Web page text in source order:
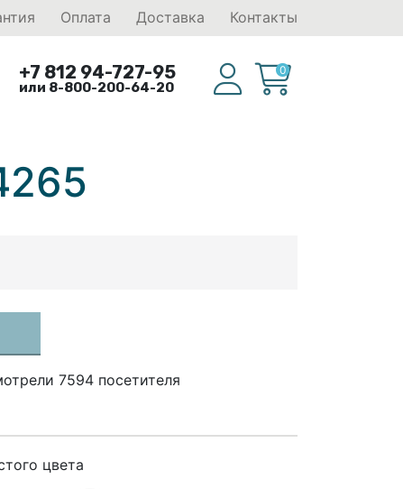
Оплата Доставка Контакты
+7 812 94-727-95
или 8-800-200-64-20
0
7594 посетителя
цвета